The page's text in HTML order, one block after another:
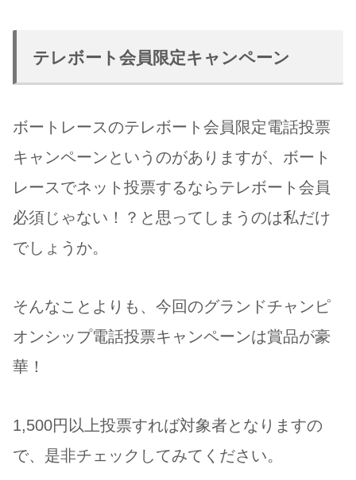
テレボート会員限定キャンペーン
ボートレースのテレボート会員限定電話投票
キャンペーンというのがありますが、ボート
レースでネット投票するならテレボート会員
必須じゃない！？と思ってしまうのは私だけ
でしょうか。
そんなことよりも、今回のグランドチャンピ
オンシップ電話投票キャンペーンは賞品が豪
華！
1,500円以上投票すれば対象者となりますの
で、是非チェックしてみてください。